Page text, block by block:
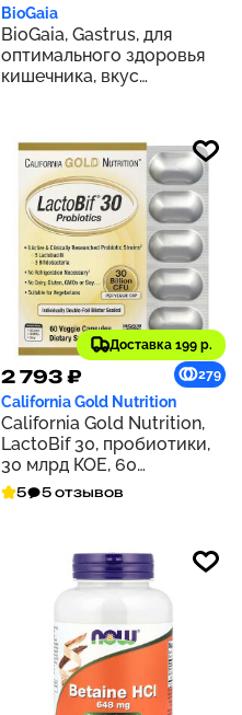
BioGaia
BioGaia, Gastrus, для
оптимального здоровья
кишечника, вкус
Доставка 199 р.
2 793 ₽ 279
California Gold Nutrition
California Gold Nutrition,
LactoBif 30, пробиотики,
30 млрд КОЕ, 60
растительных капсул
5 5 отзывов